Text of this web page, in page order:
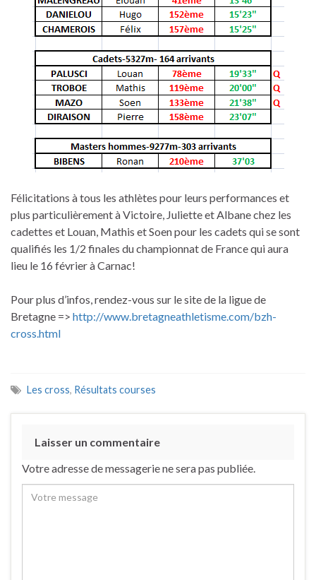
Félicitations à tous les athlètes pour leurs performances et
plus particulièrement à Victoire, Juliette et Albane chez les
cadettes et Louan, Mathis et Soen pour les cadets qui se sont
qualifiés les 1/2 finales du championnat de France qui aura
lieu le 16 février à Carnac!
Pour plus d’infos, rendez-vous sur le site de la ligue de
Bretagne => http://www.bretagneathletisme.com/bzh-
cross.html
Les cross, Résultats courses
Laisser un commentaire
Votre adresse de messagerie ne sera pas publiée.